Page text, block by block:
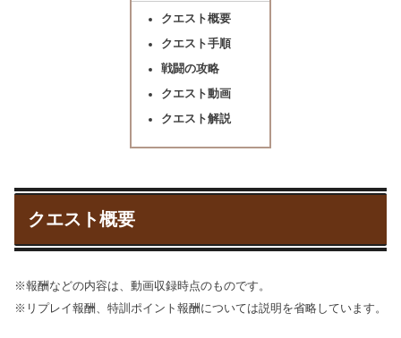
クエスト概要
クエスト手順
戦闘の攻略
クエスト動画
クエスト解説
クエスト概要
※報酬などの内容は、動画収録時点のものです。
※リプレイ報酬、特訓ポイント報酬については説明を省略しています。